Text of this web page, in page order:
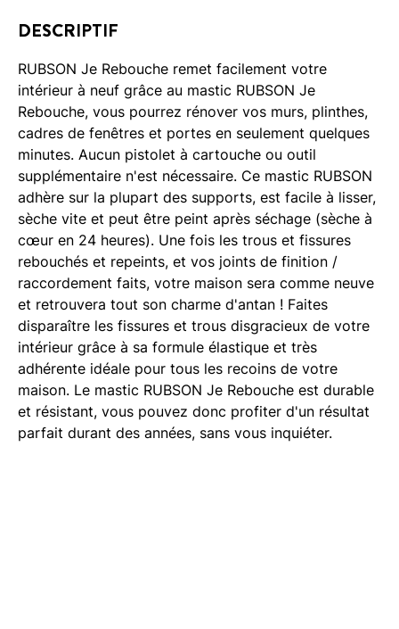
DESCRIPTIF
RUBSON Je Rebouche remet facilement votre
intérieur à neuf grâce au mastic RUBSON Je
Rebouche, vous pourrez rénover vos murs, plinthes,
cadres de fenêtres et portes en seulement quelques
minutes. Aucun pistolet à cartouche ou outil
supplémentaire n'est nécessaire. Ce mastic RUBSON
adhère sur la plupart des supports, est facile à lisser,
sèche vite et peut être peint après séchage (sèche à
cœur en 24 heures). Une fois les trous et fissures
rebouchés et repeints, et vos joints de finition /
raccordement faits, votre maison sera comme neuve
et retrouvera tout son charme d'antan ! Faites
disparaître les fissures et trous disgracieux de votre
intérieur grâce à sa formule élastique et très
adhérente idéale pour tous les recoins de votre
maison. Le mastic RUBSON Je Rebouche est durable
et résistant, vous pouvez donc profiter d'un résultat
parfait durant des années, sans vous inquiéter.